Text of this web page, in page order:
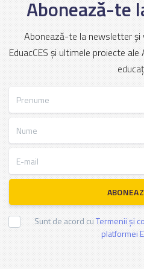
Abonează-te
Abonează-te la newsletter și
EduacCES și ultimele proiecte
Sunt de acord cuTermenii și
platformei